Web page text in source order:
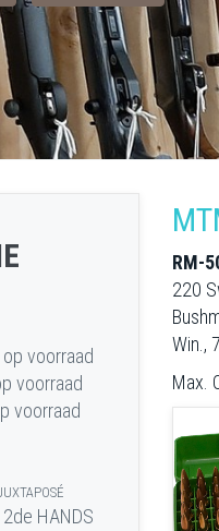
op voorraad
voorraad
voorraad
2de HANDS
RM-
220
Win.,
Max.